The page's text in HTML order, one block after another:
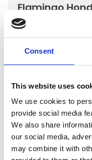
Consent
This website uses
We use cookies to
provide social media
We also share
our social media,
may combine it with
Flamingo
vrouwelijk, 12
€4,99
Op voorraad
Voor 15.00
verzonden